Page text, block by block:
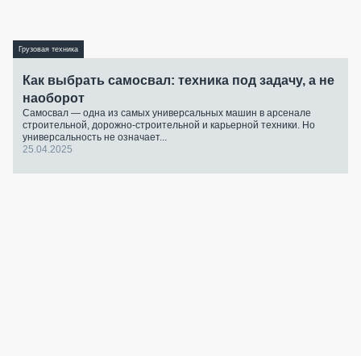
Грузовая техника
Как выбрать самосвал: техника под задачу, а не
наоборот
Самосвал — одна из самых универсальных машин в арсенале
строительной, дорожно-строительной и карьерной техники. Но
универсальность не означает...
25.04.2025